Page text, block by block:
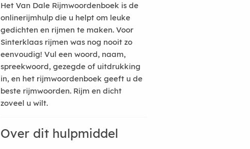
Het Van Dale Rijmwoordenboek is de
onlinerijmhulp die u helpt om leuke
gedichten en rijmen te maken. Voor
Sinterklaas rijmen was nog nooit zo
eenvoudig! Vul een woord, naam,
spreekwoord, gezegde of uitdrukking
in, en het rijmwoordenboek geeft u de
beste rijmwoorden. Rijm en dicht
zoveel u wilt.
Over dit hulpmiddel